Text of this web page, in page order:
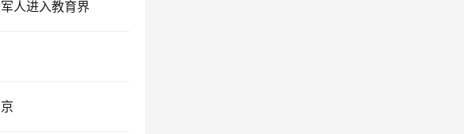
人进入教育界